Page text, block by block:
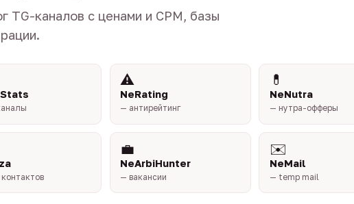
TG-каналов с ценами и CPM, базы
⚠️
NeRating
— антирейтинг
💊
NeNutra
— нутра-офферы
💼
NeArbiHunter
— вакансии
✉️
NeMail
— temp mail